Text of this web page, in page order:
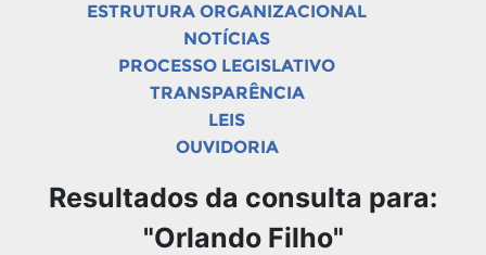
ESTRUTURA ORGANIZACIONAL
NOTÍCIAS
PROCESSO LEGISLATIVO
TRANSPARÊNCIA
LEIS
OUVIDORIA
Resultados da consulta para:
"Orlando Filho"